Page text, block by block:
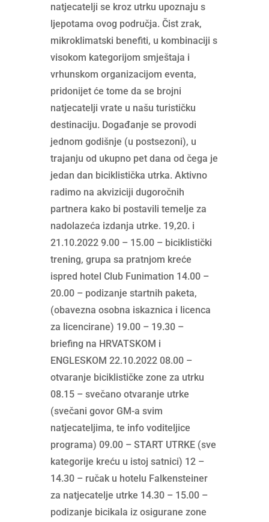
natjecatelji se kroz utrku upoznaju s
ljepotama ovog područja. Čist zrak,
mikroklimatski benefiti, u kombinaciji s
visokom kategorijom smještaja i
vrhunskom organizacijom eventa,
pridonijet će tome da se brojni
natjecatelji vrate u našu turističku
destinaciju. Događanje se provodi
jednom godišnje (u postsezoni), u
trajanju od ukupno pet dana od čega je
jedan dan biciklistička utrka. Aktivno
radimo na akviziciji dugoročnih
partnera kako bi postavili temelje za
nadolazeća izdanja utrke. 19,20. i
21.10.2022 9.00 – 15.00 – biciklistički
trening, grupa sa pratnjom kreće
ispred hotel Club Funimation 14.00 –
20.00 – podizanje startnih paketa,
(obavezna osobna iskaznica i licenca
za licencirane) 19.00 – 19.30 –
briefing na HRVATSKOM i
ENGLESKOM 22.10.2022 08.00 –
otvaranje biciklističke zone za utrku
08.15 – svečano otvaranje utrke
(svečani govor GM-a svim
natjecateljima, te info voditeljice
programa) 09.00 – START UTRKE (sve
kategorije kreću u istoj satnici) 12 –
14.30 – ručak u hotelu Falkensteiner
za natjecatelje utrke 14.30 – 15.00 –
podizanje bicikala iz osigurane zone